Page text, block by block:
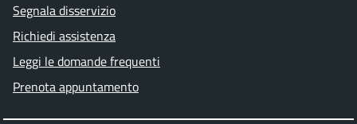
Segnala disservizio
Richiedi assistenza
Leggi le domande frequenti
Prenota appuntamento